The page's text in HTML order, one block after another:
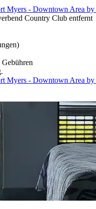
Myers - Downtown Area
Country Club entfernt
Myers - Downtown Area